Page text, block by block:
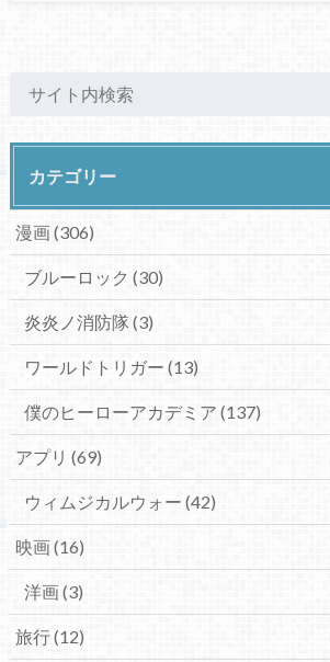
カテゴリー
漫画(306)
ブルーロック (30)
炎炎ノ消防隊 (3)
ワールドトリガー (13)
僕のヒーローアカデミア (137)
アプリ (69)
ウィムジカルウォー (42)
映画(16)
洋画(3)
旅行(12)